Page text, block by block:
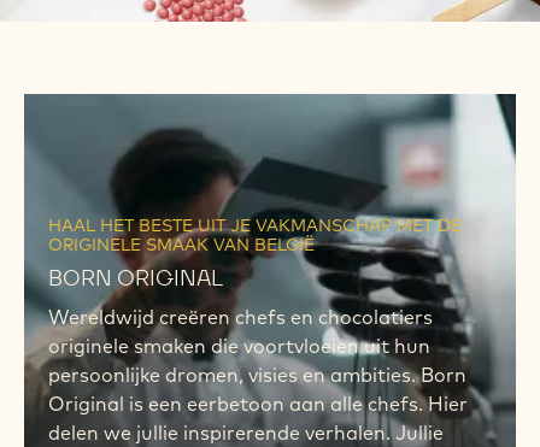
HAAL HET BESTE UIT JE VAKMANSCHAP MET DE
ORIGINELE SMAAK VAN BELGIË
BORN ORIGINAL
Wereldwijd creëren chefs en chocolatiers
originele smaken die voortvloeien uit hun
persoonlijke dromen, visies en ambities. Born
Original is een eerbetoon aan alle chefs. Hier
delen we jullie inspirerende verhalen. Jullie
LEREN